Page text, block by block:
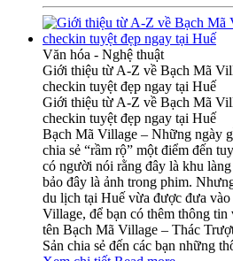
Văn hóa - Nghệ thuật
Giới thiệu từ A-Z về Bạch Mã
checkin tuyệt đẹp ngay tại Huế
Giới thiệu từ A-Z về Bạch Mã
checkin tuyệt đẹp ngay tại Huế
Bạch Mã Village – Những ngày
chia sẻ “rầm rộ” một điểm đến
có người nói rằng đây là khu
bảo đây là ảnh trong phim.
du lịch tại Huế vừa được đưa
Village, để bạn có thêm thông
tên Bạch Mã Village – Thác
Sản chia sẻ đến các bạn những